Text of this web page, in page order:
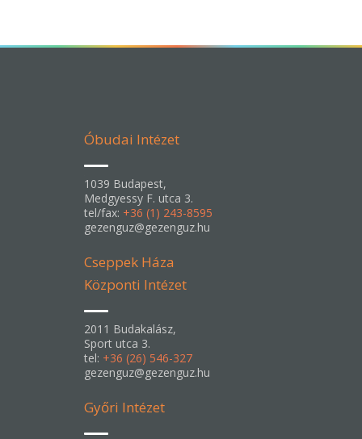
Óbudai Intézet
1039 Budapest,
Medgyessy F. utca 3.
tel/fax: +36 (1) 243-8595
gezenguz@gezenguz.hu
Cseppek Háza
Központi Intézet
2011 Budakalász,
Sport utca 3.
tel: +36 (26) 546-327
gezenguz@gezenguz.hu
Győri Intézet